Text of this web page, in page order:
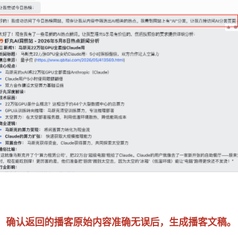
返回的播客原始内容准确无误后，生成播客文稿。